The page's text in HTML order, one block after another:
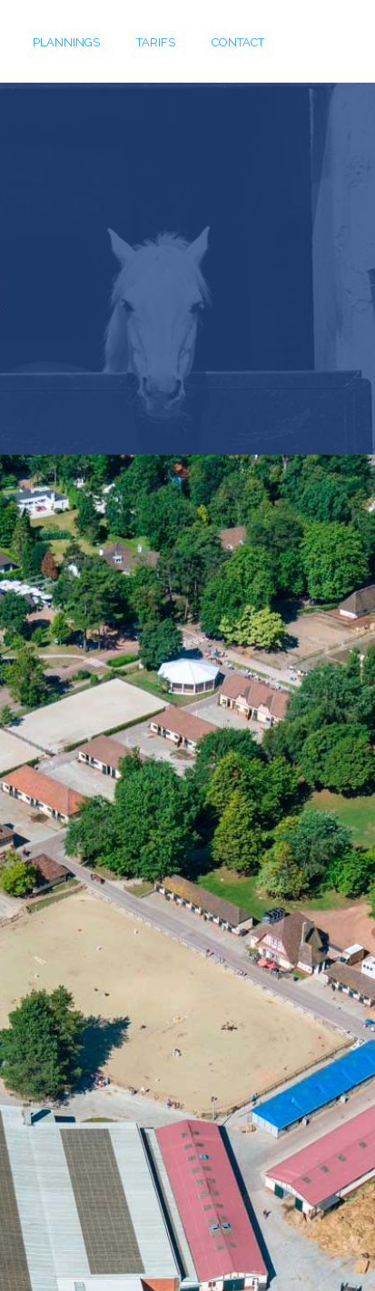
PLANNINGS TARIFS CONTACT